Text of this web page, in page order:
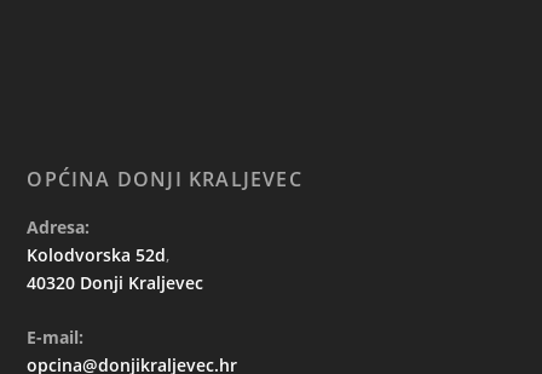
OPĆINA DONJI KRALJEVEC
Adresa:
Kolodvorska 52d,
40320 Donji Kraljevec
E-mail:
opcina@donjikraljevec.hr